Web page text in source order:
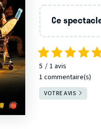
Ce
5 1 avis
1 commentaire(s)
VOTRE AVIS